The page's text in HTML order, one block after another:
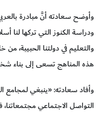
وأوضح سعادته أنَّ مبادرة
ودراسة الكنوز التي تركها لنا
والتعليم في دولتنا الحبيبة،
هذه المناهج تسعى إلى بناء
وأفاد سعادته: «ينبغي لمجامع
التواصل الاجتماعي